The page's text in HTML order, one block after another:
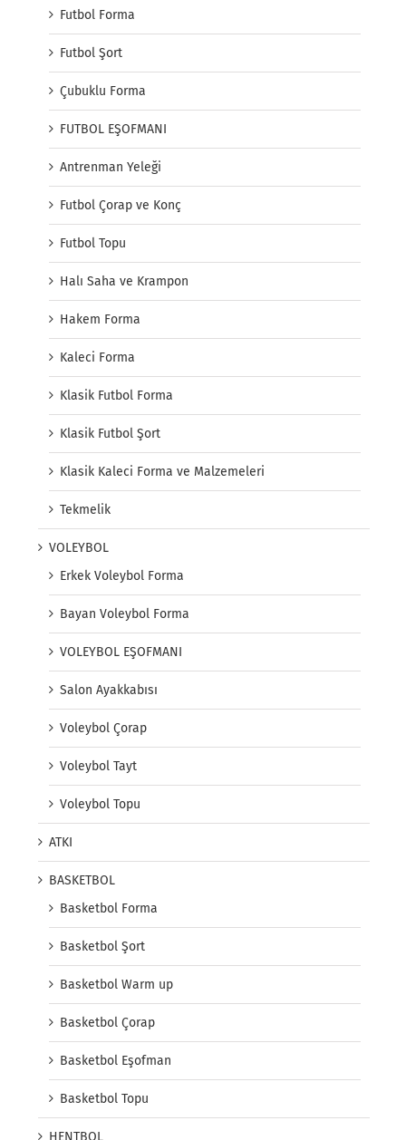
Futbol Forma
Futbol Şort
Çubuklu Forma
FUTBOL EŞOFMANI
Antrenman Yeleği
Futbol Çorap ve Konç
Futbol Topu
Halı Saha ve Krampon
Hakem Forma
Kaleci Forma
Klasik Futbol Forma
Klasik Futbol Şort
Klasik Kaleci Forma ve Malzemeleri
Tekmelik
VOLEYBOL
Erkek Voleybol Forma
Bayan Voleybol Forma
VOLEYBOL EŞOFMANI
Salon Ayakkabısı
Voleybol Çorap
Voleybol Tayt
Voleybol Topu
ATKI
BASKETBOL
Basketbol Forma
Basketbol Şort
Basketbol Warm up
Basketbol Çorap
Basketbol Eşofman
Basketbol Topu